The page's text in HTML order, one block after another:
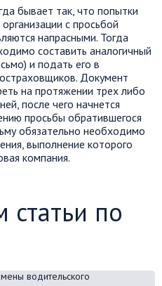
бывает так, что попытки
с просьбой
напрасными. Тогда
составить аналогичный
и подать его в
Документ
на протяжении трех либо
после чего начнется
просьбы обратившегося
обязательно необходимо
выполнение которого
компания.
статьи по